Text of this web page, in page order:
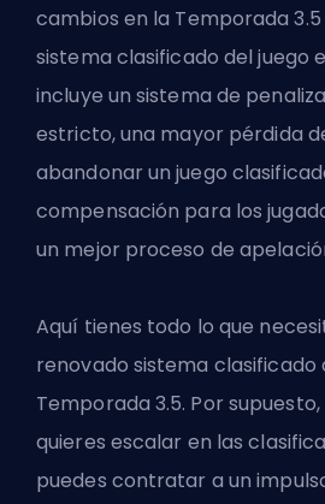
cambios en la Temporada 3.5
sistema clasificado del juego
incluye un sistema de
estricto, una mayor pérdida
abandonar un juego
compensación para los
un mejor proceso de
Aquí tienes todo lo que
renovado sistema clasificado
Temporada 3.5. Por
quieres escalar en las
puedes contratar a un